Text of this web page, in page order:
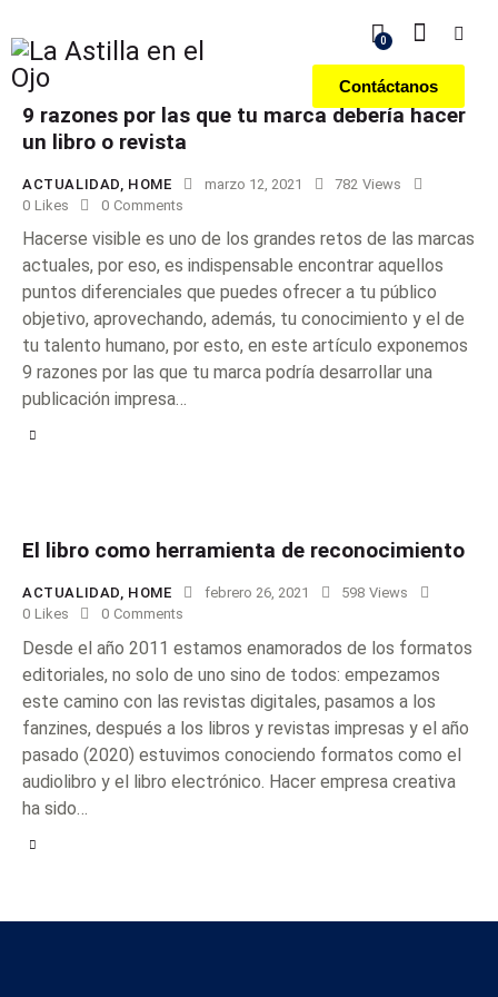
0
Contáctanos
9 razones por las que tu marca debería hacer
un libro o revista
ACTUALIDAD HOME marzo 12, 2021 782 Views
0 Likes 0 Comments
Hacerse visible es uno de los grandes retos de las marcas
actuales, por eso, es indispensable encontrar aquellos
puntos diferenciales que puedes ofrecer a tu público
objetivo, aprovechando, además, tu conocimiento y el de
tu talento humano, por esto, en este artículo exponemos
9 razones por las que tu marca podría desarrollar una
publicación impresa…
El libro como herramienta de reconocimiento
ACTUALIDAD, HOME febrero 26, 2021 598 Views
0 Likes 0 Comments
Desde el año 2011 estamos enamorados de los formatos
editoriales, no solo de uno sino de todos: empezamos
este camino con las revistas digitales, pasamos a los
fanzines, después a los libros y revistas impresas y el año
pasado (2020) estuvimos conociendo formatos como el
audiolibro y el libro electrónico. Hacer empresa creativa
ha sido…